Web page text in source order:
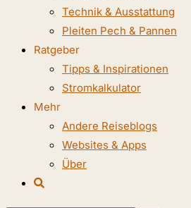
Technik & Ausstattung
Pleiten Pech & Pannen
Ratgeber
Tipps & Inspirationen
Stromkalkulator
Mehr
Andere Reiseblogs
Websites & Apps
Über
Website-